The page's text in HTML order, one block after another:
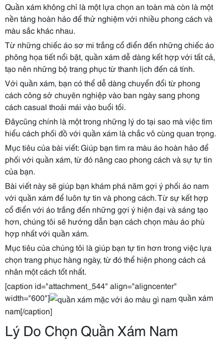
Quần xám không chỉ là một lựa chọn an toàn mà còn là một
nền tảng hoàn hảo để thử nghiệm với nhiều phong cách và
màu sắc khác nhau.
Từ những chiếc áo sơ mi trắng cổ điển đến những chiếc áo
phông họa tiết nổi bật, quần xám dễ dàng kết hợp với tất cả,
tạo nên những bộ trang phục từ thanh lịch đến cá tính.
Với quần xám, bạn có thể dễ dàng chuyển đổi từ phong
cách công sở chuyên nghiệp vào ban ngày sang phong
cách casual thoải mái vào buổi tối.
Đâycũng chính là một trong những lý do tại sao mà việc tìm
hiểu cách phối đồ với quần xám là chắc vô cùng quan trọng.
Mục tiêu của bài viết: Giúp bạn tìm ra màu áo hoàn hảo để
phối với quần xám, từ đó nâng cao phong cách và sự tự tin
của bạn.
Bài viết này sẽ giúp bạn khám phá năm gợi ý phối áo nam
với quần xám để luôn tự tin và phong cách. Từ sự kết hợp
cổ điển với áo trắng đến những gợi ý hiện đại và sáng tạo
hơn, chúng tôi sẽ hướng dẫn bạn cách chọn màu áo phù
hợp nhất với quần xám.
Mục tiêu của chúng tôi là giúp bạn tự tin hơn trong việc lựa
chọn trang phục hàng ngày, từ đó thể hiện phong cách cá
nhân một cách tốt nhất.
[caption id="attachment_544" align="aligncenter"
width="600"]
quần xám
nam[/caption]
Lý Do Chọn Quần Xám Nam